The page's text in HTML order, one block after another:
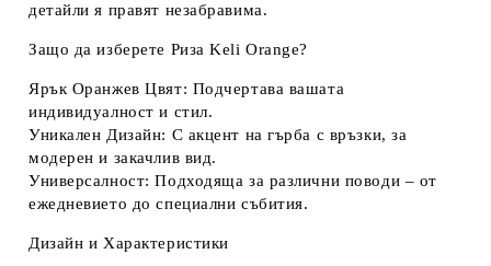
детайли я правят незабравима.
Защо да изберете Риза Keli Orange?
Ярък Оранжев Цвят: Подчертава вашата
индивидуалност и стил.
Уникален Дизайн: С акцент на гърба с връзки, за
модерен и закачлив вид.
Универсалност: Подходяща за различни поводи – от
ежедневието до специални събития.
Дизайн и Характеристики